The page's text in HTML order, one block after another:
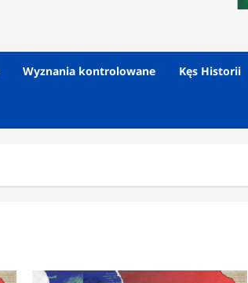
Wyznania kontrolowane Kęs Historii